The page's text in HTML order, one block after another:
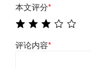
本文评分*
评论内容*